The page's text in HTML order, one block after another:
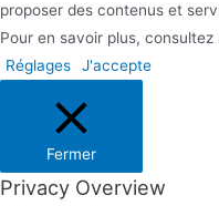
proposer des contenus et
Pour en savoir plus, consultez
Réglages
J'accepte
Fermer
Privacy Overview